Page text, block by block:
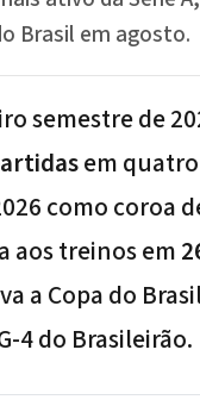
Brasil em agosto.
semestre de
em
como coroa
aos treinos em
aCopa do
4 do Brasileirão.